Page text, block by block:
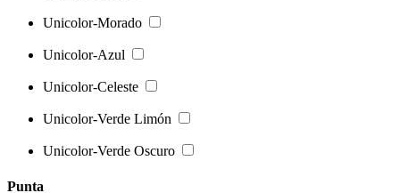
Unicolor-Morado
Unicolor-Azul
Unicolor-Celeste
Unicolor-Verde Limón
Unicolor-Verde Oscuro
Punta